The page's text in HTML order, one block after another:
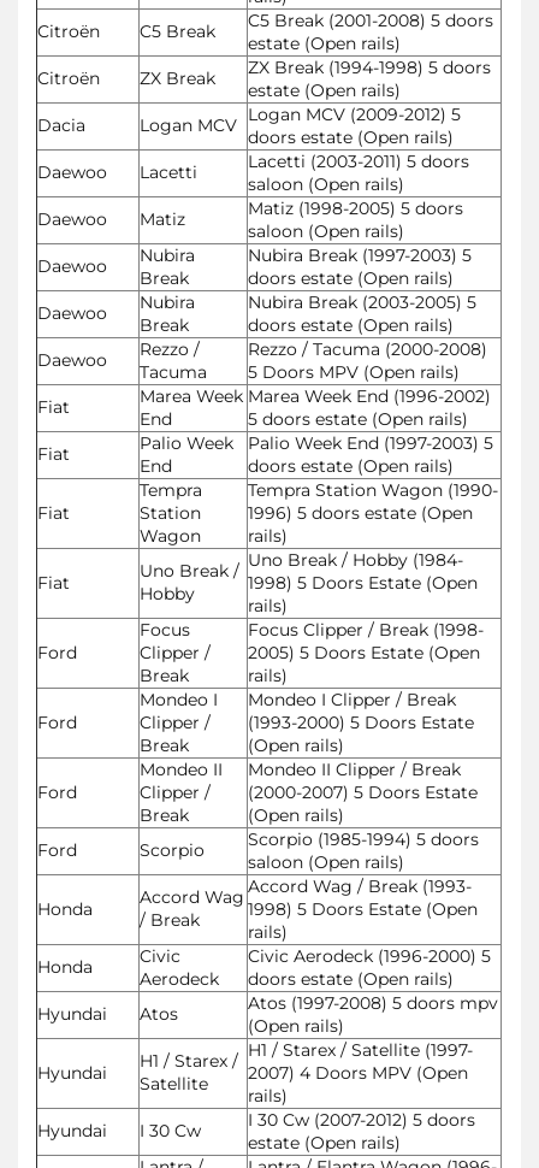
Citroën
C5 Break
C5 Break (2001-2008) 5 doors
estate (Open rails)
Citroën
ZX Break
ZX Break (1994-1998) 5 doors
estate (Open rails)
Dacia
Logan MCV Logan MCV (2009-2012) 5
doors estate (Open rails)
Daewoo
Lacetti
Lacetti (2003-2011) 5 doors
saloon (Open rails)
Daewoo
Matiz
Matiz (1998-2005) 5 doors
saloon (Open rails)
Daewoo
Nubira
Break
Nubira Break (1997-2003) 5
doors estate (Open rails)
Daewoo
Nubira
Break
Nubira Break (2003-2005) 5
doors estate (Open rails)
Daewoo
Rezzo /
Tacuma
Rezzo / Tacuma (2000-2008)
5 Doors MPV (Open rails)
Fiat
Marea Week
End
Marea Week End (1996-2002)
5 doors estate (Open rails)
Fiat
Palio Week
End
Palio Week End (1997-2003) 5
doors estate (Open rails)
Fiat
Tempra
Station
Wagon
Tempra Station Wagon (1990-
1996) 5 doors estate (Open
rails)
Fiat
Uno Break /
Hobby
Uno Break / Hobby (1984-
1998) 5 Doors Estate (Open
rails)
Ford
Focus
Clipper /
Break
Focus Clipper / Break (1998-
2005) 5 Doors Estate (Open
rails)
Ford
Mondeo I
Clipper /
Break
Mondeo I Clipper / Break
(1993-2000) 5 Doors Estate
(Open rails)
Ford
Mondeo II
Clipper /
Break
Mondeo II Clipper / Break
(2000-2007) 5 Doors Estate
(Open rails)
Ford
Scorpio
Scorpio (1985-1994) 5 doors
saloon (Open rails)
Honda
Accord Wag
/ Break
Accord Wag / Break (1993-
1998) 5 Doors Estate (Open
rails)
Honda
Civic
Aerodeck
Civic Aerodeck (1996-2000) 5
doors estate (Open rails)
Hyundai
Atos
Atos (1997-2008) 5 doors mpv
(Open rails)
Hyundai
H1 / Starex /
Satellite
H1 / Starex / Satellite (1997-
2007) 4 Doors MPV (Open
rails)
Hyundai
I 30 Cw
I 30 Cw (2007-2012) 5 doors
estate (Open rails)